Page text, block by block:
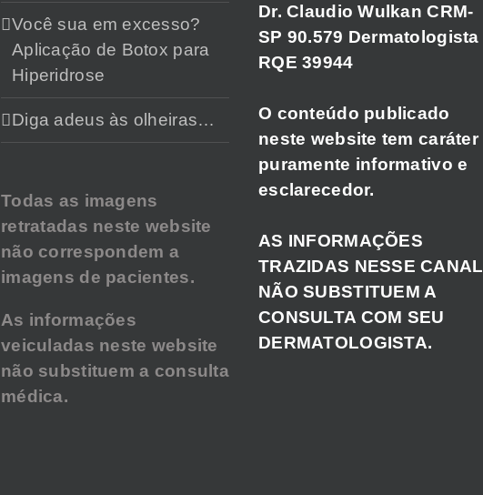
Você sua em excesso?
Aplicação de Botox para
Hiperidrose
Diga adeus às olheiras…
Todas as imagens
retratadas neste website
não correspondem a
imagens de pacientes.
As informações
veiculadas neste website
não substituem a consulta
médica.
Dr. Claudio Wulkan CRM-
SP 90.579 Dermatologista
RQE 39944
O conteúdo publicado
neste website tem caráter
puramente informativo e
esclarecedor.
AS INFORMAÇÕES
TRAZIDAS NESSE CANAL
NÃO SUBSTITUEM A
CONSULTA COM SEU
DERMATOLOGISTA.